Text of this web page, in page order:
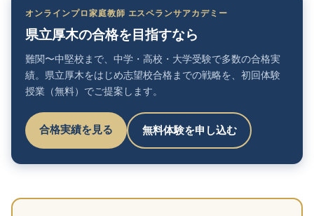
オンラインプロ家庭教師 エスペランサアカデミー
県立厚木の合格を目指すなら
難関〜中堅校まで、中学・高校・大学受験で多数の合格実
績。県立厚木をはじめ志望校合格までの戦略を、初回体験
授業（無料）でご提案します。
合格実績を見る 無料体験を申し込む